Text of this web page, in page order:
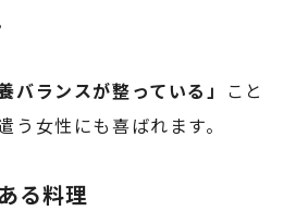
バランスが整っている」
こと
う女性にも喜ばれます。
る料理